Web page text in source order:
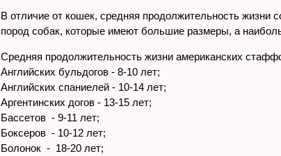
В отличие от кошек, средняя продолжительность жизни
пород собак, которые имеют большие размеры, а
Средняя продолжительность жизни американских
Английских бульдогов - 8-10 лет;
Английских спаниелей - 10-14 лет;
Аргентинских догов - 13-15 лет;
Бассетов - 9-11 лет;
Боксеров - 10-12 лет;
Болонок - 18-20 лет;